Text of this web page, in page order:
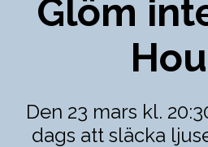
Glöm
Den 23 mars kl.
dags att släcka